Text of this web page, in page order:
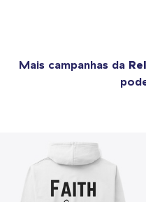
Mais campanhas da